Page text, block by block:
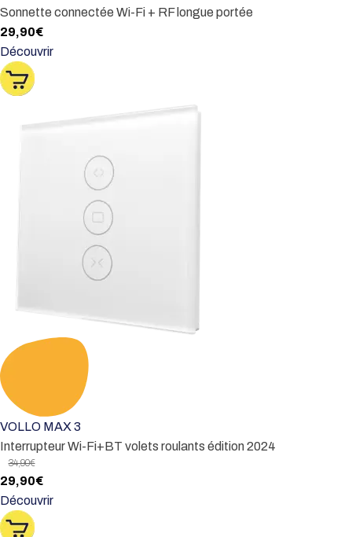
Sonnette connectée Wi-Fi + RF longue portée
29,90€
Découvrir
VOLLO MAX 3
Interrupteur Wi-Fi+BT volets roulants édition 2024
34,90€
Le
prix
initial
29,90€Le
prix
Découvrir